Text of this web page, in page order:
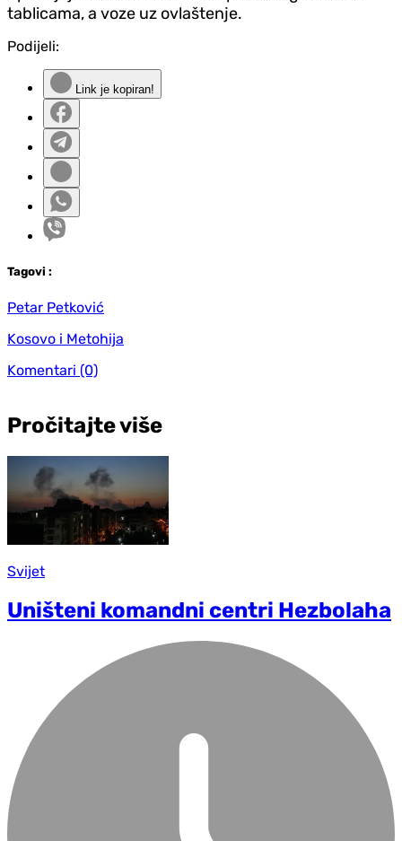
tablicama, a voze uz ovlaštenje.
Podijeli:
Link je kopiran!
Tagovi :
Petar Petković
Kosovo i Metohija
Komentari (0)
Pročitajte više
Svijet
Uništeni komandni centri Hezbolaha